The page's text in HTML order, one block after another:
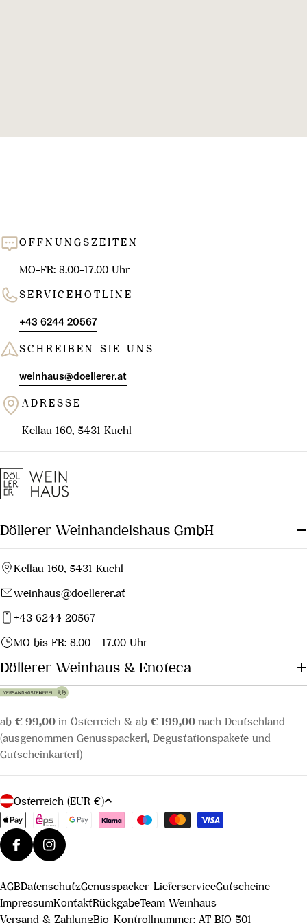
ÖFFNUNGSZEITEN
MO-FR: 8.00-17.00 Uhr
SERVICEHOTLINE
+43 6244 20567
SCHREIBEN SIE UNS
weinhaus@doellerer.at
ADRESSE
Kellau 160, 5431 Kuchl
Döllerer Weinhandelshaus GmbH
Kellau 160, 5431 Kuchl
weinhaus@doellerer.at
+43 6244 20567
MO bis FR: 8.00 - 17.00 Uhr
Döllerer Weinhaus & Enoteca
ab € 99,00 in Österreich & ab € 199,00 nach Deutschland
(ausgenommen Genusspackerl, Degustationspakete und
Gutscheinkarterl)
L
a
n
d
R
e
Österreich (EUR €)
Zahlungsmethoden
FacebookInstagram
AGBDatenschutzGenusspacker-LieferserviceGutscheine
ImpressumKontaktRückgabeTeam Weinhaus
Versand & ZahlungBio-Kontrollnummer: AT BIO 501